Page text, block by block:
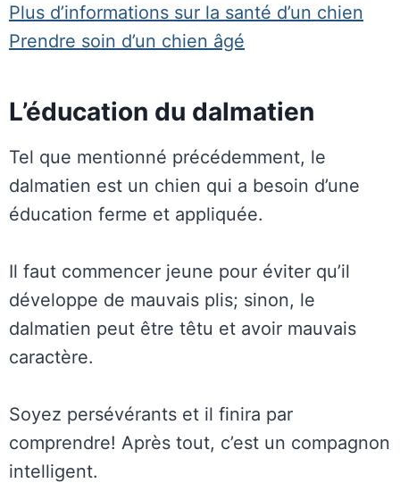
Plus d’informations sur la santé d’un chien
Prendre soin d’un chien âgé
L’éducation du dalmatien
Tel que mentionné précédemment, le
dalmatien est un chien qui a besoin d’une
éducation ferme et appliquée.
Il faut commencer jeune pour éviter qu’il
développe de mauvais plis; sinon, le
dalmatien peut être têtu et avoir mauvais
caractère.
Soyez persévérants et il finira par
comprendre! Après tout, c’est un compagnon
intelligent.